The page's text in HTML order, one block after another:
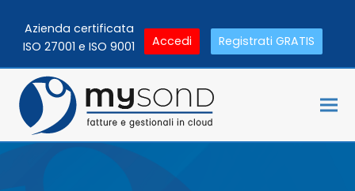
Azienda certificata
ISO 27001 e ISO 9001
Accedi Registrati GRATIS